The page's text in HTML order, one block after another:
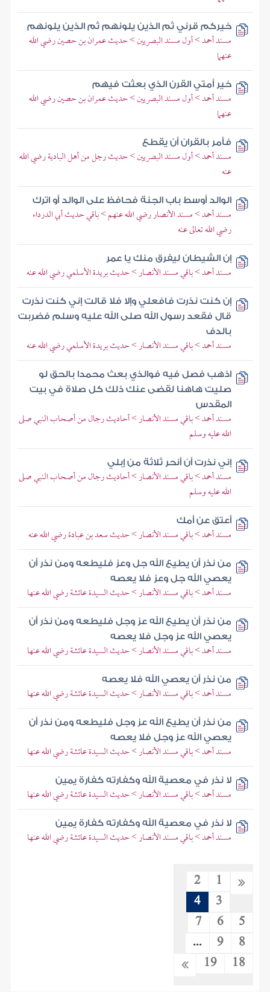
خيركم قرني ثم الذين يلونهم ثم الذين يلونهم
مسند أحمد > أول مسند البصريين > حديث عمران بن حصين رضي الله
عنهما
خير أمتي القرن الذي بعثت فيهم
مسند أحمد > أول مسند البصريين > حديث عمران بن حصين رضي الله
عنهما
فأمر بالقران أن يقطع
مسند أحمد > أول مسند البصريين > حديث رجل من أهل البادية رضي الله
عنه
الوالد أوسط باب الجنة فحافظ على الوالد أو اترك
مسند أحمد > مسند الأنصار رضي الله عنهم > باقي حديث أبي الدرداء
رضي الله تعالى عنه
إن الشيطان ليفرق منك يا عمر
مسند أحمد > باقي مسند الأنصار > حديث بريدة الأسلمي رضي الله عنه
إن كنت نذرت فافعلي وإلا فلا قالت إني كنت نذرت
قال فقعد رسول الله صلى الله عليه وسلم فضربت
بالدف
مسند أحمد > باقي مسند الأنصار > حديث بريدة الأسلمي رضي الله عنه
اذهب فصل فيه فوالذي بعث محمدا بالحق لو
صليت هاهنا لقضى عنك ذلك كل صلاة في بيت
المقدس
مسند أحمد > باقي مسند الأنصار > أحاديث رجال من أصحاب النبي صلى
الله عليه وسلم
إني نذرت أن أنحر ثلاثة من إبلي
مسند أحمد > باقي مسند الأنصار > أحاديث رجال من أصحاب النبي صلى
الله عليه وسلم
أعتق عن أمك
مسند أحمد > باقي مسند الأنصار > حديث سعد بن عبادة رضي الله عنه
من نذر أن يطيع الله جل وعز فليطعه ومن نذر أن
يعصي الله جل وعز فلا يعصه
مسند أحمد > باقي مسند الأنصار > حديث السيدة عائشة رضي الله عنها
من نذر أن يطيع الله عز وجل فليطعه ومن نذر أن
يعصي الله عز وجل فلا يعصه
مسند أحمد > باقي مسند الأنصار > حديث السيدة عائشة رضي الله عنها
من نذر أن يعصي الله فلا يعصه
مسند أحمد > باقي مسند الأنصار > حديث السيدة عائشة رضي الله عنها
من نذر أن يطيع الله عز وجل فليطعه ومن نذر أن
يعصي الله عز وجل فلا يعصه
مسند أحمد > باقي مسند الأنصار > حديث السيدة عائشة رضي الله عنها
لا نذر في معصية الله وكفارته كفارة يمين
مسند أحمد > باقي مسند الأنصار > حديث السيدة عائشة رضي الله عنها
لا نذر في معصية الله وكفارته كفارة يمين
مسند أحمد > باقي مسند الأنصار > حديث السيدة عائشة رضي الله عنها
1
2
3
4
5
6
7
8
9
...
18
19